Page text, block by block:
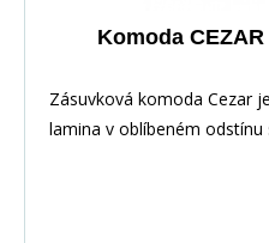
Komoda
Zásuvková komoda Cezar
lamina v oblíbeném odstínu